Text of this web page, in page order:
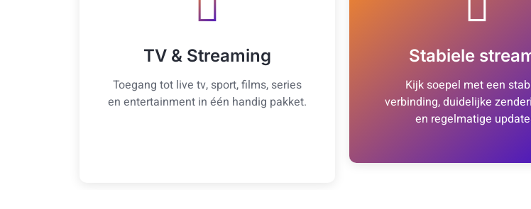
TV & Streaming
Toegang tot live tv, sport, films, series
en entertainment in één handig pakket.
Stabiele
Kijk soepel met een
verbinding, duidelijke
en regelmatige